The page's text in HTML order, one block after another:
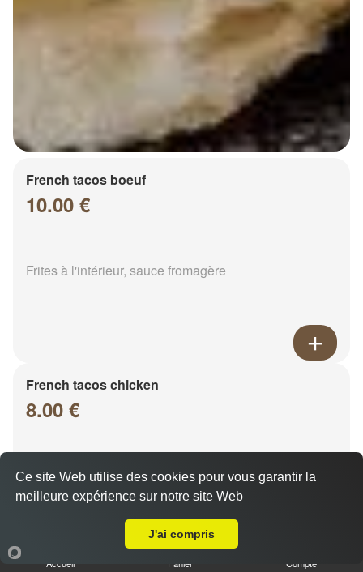
French tacos boeuf
10.00 €
Frites à l'intérieur, sauce fromagère
French tacos chicken
8.00 €
Frites à l'intérieur, sauce fromagère
Accueil Panier Compte
Ce site Web utilise des cookies pour vous garantir la
meilleure expérience sur notre site Web
J'ai compris